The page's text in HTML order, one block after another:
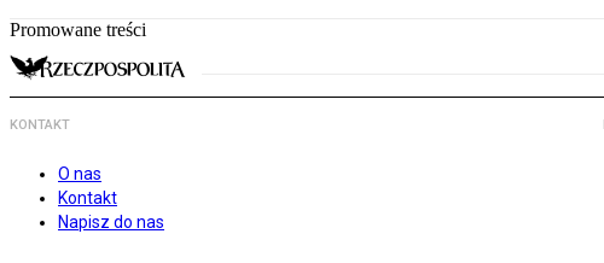
Promowane treści
KONTAKT
O nas
Kontakt
Napisz do nas